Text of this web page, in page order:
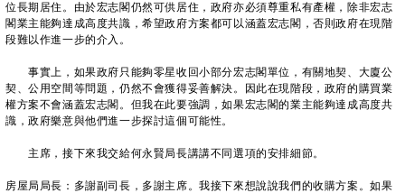
位長期居住。由於宏志閣仍然可供居住，政府亦必須尊重私有產權，除非宏志
閣業主能夠達成高度共識，希望政府方案都可以涵蓋宏志閣，否則政府在現階
段難以作進一步的介入。
事實上，如果政府只能夠零星收回小部分宏志閣單位，有關地契、大廈公
契、公用空間等問題，仍然不會獲得妥善解決。因此在現階段，政府的購買業
權方案不會涵蓋宏志閣。但我在此要強調，如果宏志閣的業主能夠達成高度共
識，政府樂意與他們進一步探討這個可能性。
主席，接下來我交給何永賢局長講講不同選項的安排細節。
房屋局局長：多謝副司長，多謝主席。我接下來想說說我們的收購方案。如果